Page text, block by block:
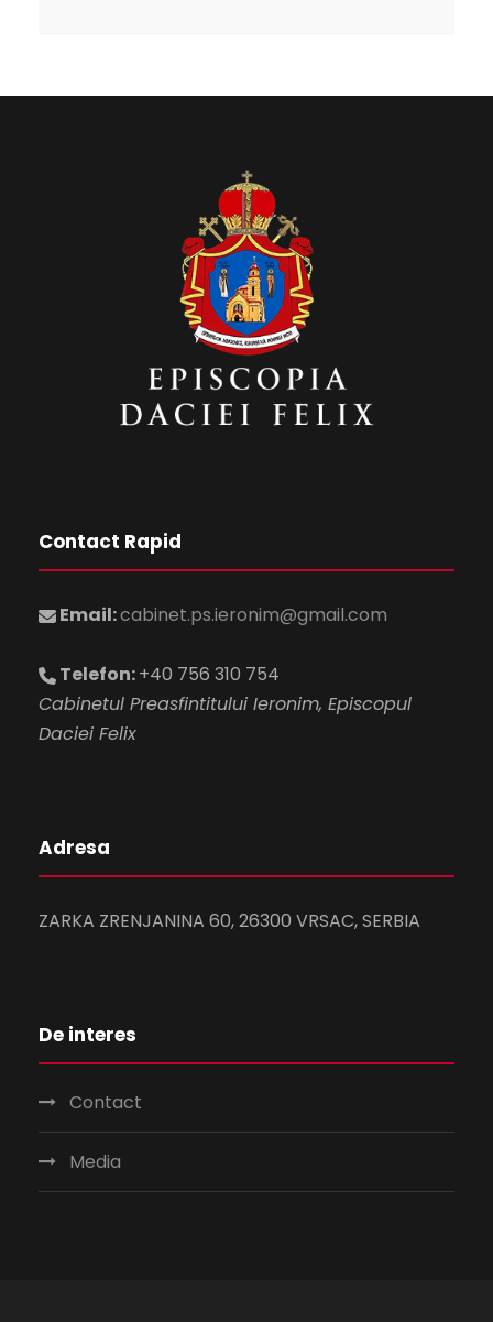
Contact Rapid
Email:cabinet.ps.ieronim@gmail.com
Telefon:+40 756 310 754
Cabinetul Preasfintitului Ieronim, Episcopul
Daciei Felix
Adresa
ZARKA ZRENJANINA 60, 26300 VRSAC, SERBIA
De interes
Contact
Media